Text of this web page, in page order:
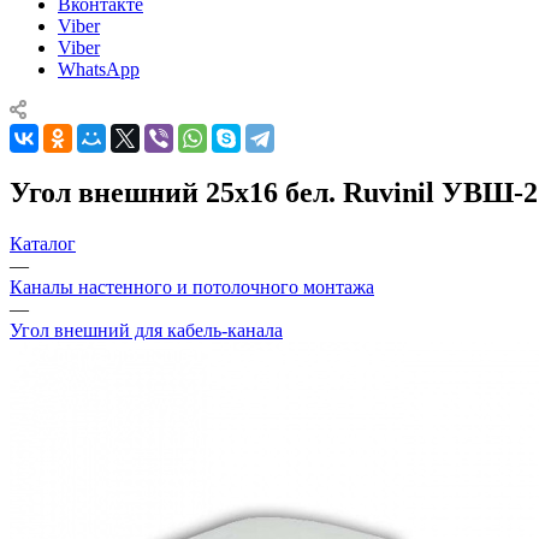
Вконтакте
Viber
Viber
WhatsApp
Угол внешний 25х16 бел. Ruvinil УВШ-
Каталог
—
Каналы настенного и потолочного монтажа
—
Угол внешний для кабель-канала